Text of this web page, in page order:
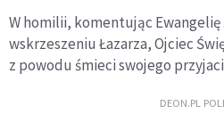
W homilii, komentując Ewangelię
wskrzeszeniu Łazarza, Ojciec
z powodu śmieci swojego
DEON.PL